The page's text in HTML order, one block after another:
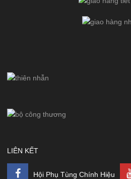
LIÊN KẾT
Hội Phụ Tùng Chính Hiệu